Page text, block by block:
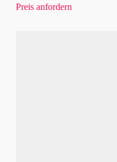
Preis anfordern